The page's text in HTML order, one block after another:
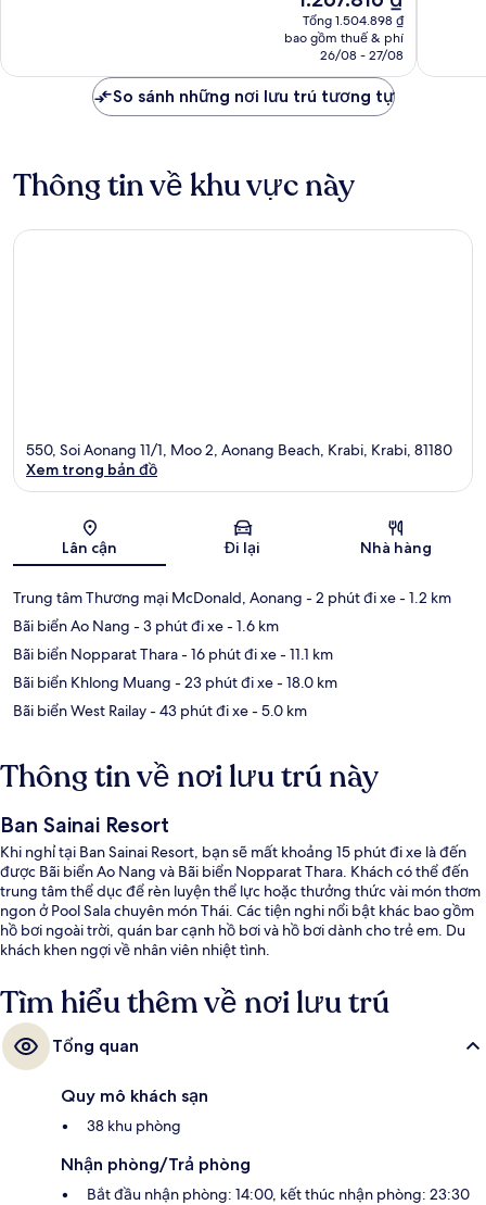
hiện
tại
1.267.816 ₫
Tổng 1.504.898 ₫
bao gồm thuế & phí
26/08 - 27/08
So sánh những nơi lưu trú tương tự
Thông tin về khu vực này
Bản đồ
550, Soi Aonang 11/1, Moo 2, Aonang Beach, Krabi, Krabi, 81180
Xem trong bản đồ
Lân cận Đi lại Nhà hàng
Trung tâm Thương mại McDonald, Aonang - 2 phút đi xe- 1.2 km
Bãi biển Ao Nang - 3 phút đi xe- 1.6 km
Bãi biển Nopparat Thara- 16 phút đi xe- 11.1 km
Bãi biển Khlong Muang - 23 phút đi xe- 18.0 km
Bãi biển West Railay- 43 phút đi xe- 5.0 km
Thông tin về nơi lưu trú này
Ban Sainai Resort
Khi nghỉ tại Ban Sainai Resort, bạn sẽ mất khoảng 15 phút đi xe là đến
được Bãi biển Ao Nang và Bãi biển Nopparat Thara. Khách có thể đến
trung tâm thể dục để rèn luyện thể lực hoặc thưởng thức vài món thơm
ngon ở Pool Sala chuyên món Thái. Các tiện nghi nổi bật khác bao gồm
hồ bơi ngoài trời, quán bar cạnh hồ bơi và hồ bơi dành cho trẻ em. Du
khách khen ngợi về nhân viên nhiệt tình.
Tìm hiểu thêm về nơi lưu trú
Tổng quan
Quy mô khách sạn
38 khu phòng
Nhận phòng/Trả phòng
Bắt đầu nhận phòng: 14:00, kết thúc nhận phòng: 23:30